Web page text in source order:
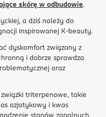
skórę w odbudowie.
a dziś należy do
inspirowanej K-beauty.
dyskomfort związany z
i dobrze sprawdza
oraz
triterpenowe, takie
azjatykowy i kwas
stanów zapalnych,